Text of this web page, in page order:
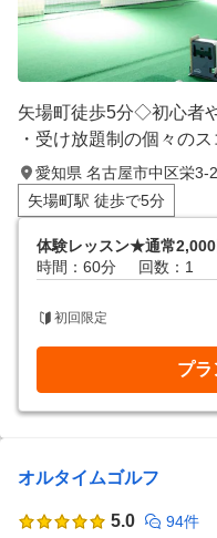
矢場町徒歩5分◇初心者
・受け放題制の個々の
愛知県 名古屋市中区栄3-
矢場町駅 徒歩で5分
体験レッスン★通常
時間：60分
回数：1
初回限定
プラ
オルタイムゴルフ
5.0 94件